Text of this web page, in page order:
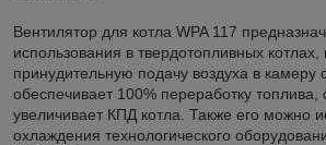
Вентилятор для котла WPA 117
использования в твердотопливных котлах,
принудительную подачу воздуха в камеру
обеспечивает 100% переработку топлива,
увеличивает КПД котла. Также его можно
охлаждения технологического